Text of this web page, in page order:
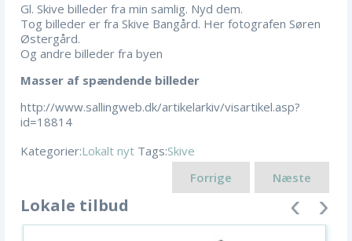
g
o
r
Gl. Skive billeder fra min samlig. Nyd dem.
Tog billeder er fra Skive Bangård. Her fotografen Søren
Østergård.
Og andre billeder fra byen
Masser af spændende billeder
http://www.sallingweb.dk/artikelarkiv/visartikel.asp?
id=18814
Kategorier:Lokalt nyt Tags:Skive
Forrige
Næste
Lokale tilbud